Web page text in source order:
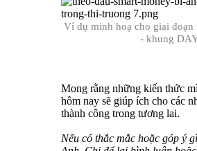
Ví dụ minh hoạ cho giai đoạn
- khung
Mong rằng những kiến thức
hôm nay sẽ giúp ích cho các
thành công trong tương lai.
Nếu có thắc mắc hoặc góp ý